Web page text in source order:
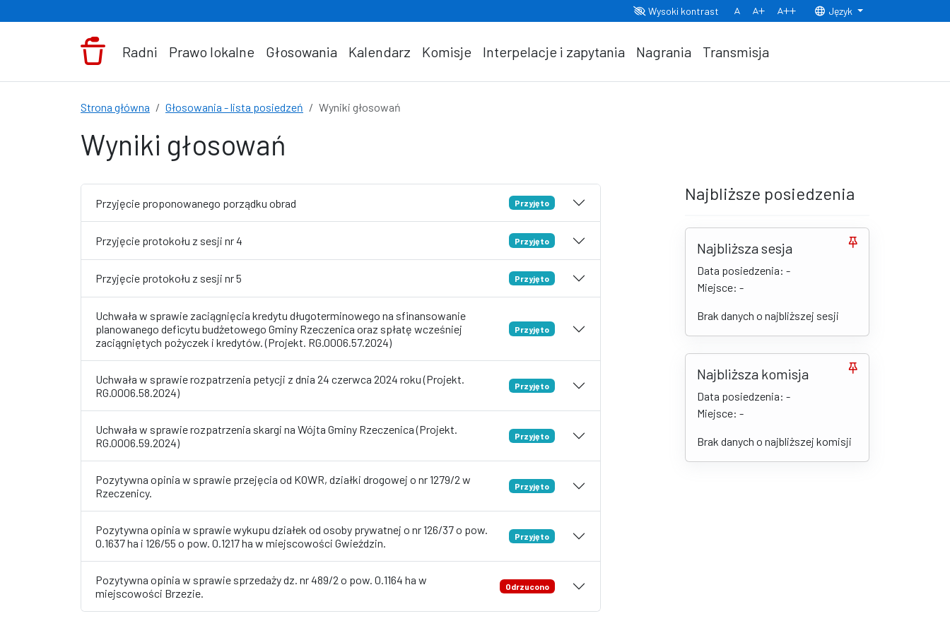
Wysoki kontrast
Normalny rozmiar czcionki
Rozmiar czcionki 150% Rozmiar czcionki 200%
Język
Radni Prawo lokalne Głosowania Kalendarz Komisje Interpelacje i zapytania Nagrania Transmisja
Strona główna Głosowania - lista posiedzeń Wyniki głosowań
Wyniki głosowań
Przyjęcie proponowanego porządku obrad Przyjęto
Przyjęcie protokołu z sesji nr 4 Przyjęto
Przyjęcie protokołu z sesji nr 5 Przyjęto
Uchwała w sprawie zaciągnięcia kredytu długoterminowego na sfinansowanie
planowanego deficytu budżetowego Gminy Rzeczenica oraz spłatę wcześniej
zaciągniętych pożyczek i kredytów. (Projekt. RG.0006.57.2024)
Przyjęto
Uchwała w sprawie rozpatrzenia petycji z dnia 24 czerwca 2024 roku (Projekt.
RG.0006.58.2024)
Przyjęto
Uchwała w sprawie rozpatrzenia skargi na Wójta Gminy Rzeczenica (Projekt.
RG.0006.59.2024)
Przyjęto
Pozytywna opinia w sprawie przejęcia od KOWR, działki drogowej o nr 1279/2 w
Rzeczenicy.
Przyjęto
Pozytywna opinia w sprawie wykupu działek od osoby prywatnej o nr 126/37 o pow.
0.1637 ha i 126/55 o pow. 0.1217 ha w miejscowości Gwieździn.
Przyjęto
Pozytywna opinia w sprawie sprzedaży dz. nr 489/2 o pow. 0.1164 ha w
miejscowości Brzezie.
Odrzucono
Najbliższe posiedzenia
Najbliższa sesja
Data posiedzenia: -
Miejsce: -
Brak danych o najbliższej sesji
Najbliższa komisja
Data posiedzenia: -
Miejsce: -
Brak danych o najbliższej komisji